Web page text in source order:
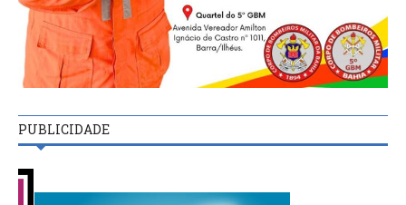
PUBLICIDADE